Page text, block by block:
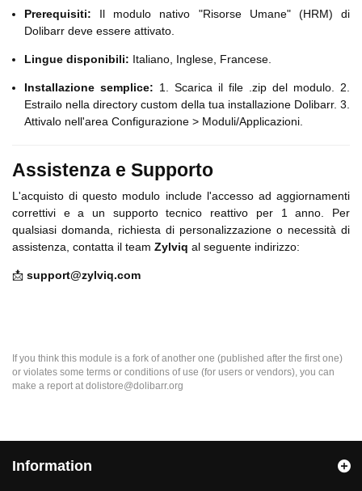
Prerequisiti: Il modulo nativo "Risorse Umane" (HRM) di
Dolibarr deve essere attivato.
Lingue disponibili: Italiano, Inglese, Francese.
Installazione semplice: 1. Scarica il file .zip del modulo. 2.
Estrailo nella directory custom della tua installazione Dolibarr. 3.
Attivalo nell'area Configurazione > Moduli/Applicazioni.
Assistenza e Supporto
L'acquisto di questo modulo include l'accesso ad aggiornamenti
correttivi e a un supporto tecnico reattivo per 1 anno. Per
qualsiasi domanda, richiesta di personalizzazione o necessità di
assistenza, contatta il team Zylviq al seguente indirizzo:
📩 support@zylviq.com
If you think this module is a fork of another one (published after the first one)
or violates some terms or conditions of use (for users or vendors), you can
make a report at dolistore@dolibarr.org
Information